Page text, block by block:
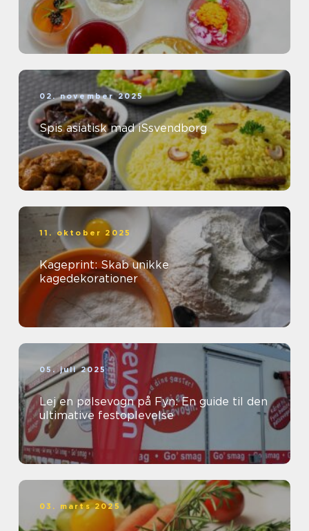
02. november 2025
Spis asiatisk mad iSsvendborg
11. oktober 2025
Kageprint: Skab unikke
kagedekorationer
05. juli 2025
Lej en pølsevogn på Fyn: En guide til den
ultimative festoplevelse
03. marts 2025